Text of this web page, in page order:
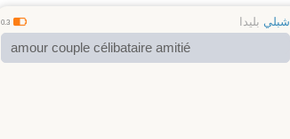
شبلي بليدا 0.3
amour couple célibataire amitié